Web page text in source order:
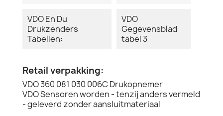
VDO En Du
Drukzenders
Tabellen:
VDO
Gegevensblad
tabel 3
Retail verpakking:
VDO 360 081 030 006C Drukopnemer
VDO Sensoren worden - tenzij anders vermeld
- geleverd zonder aansluitmateriaal